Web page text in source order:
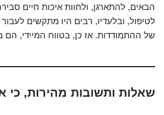
הבאים, להתארגן, ולחוות איכות חיים
לטיפול, ובלעדיו, רבים היו מתקשים
של ההתמודדות. אז כן, בטווח המיידי,
שאלות ותשובות מהירות,